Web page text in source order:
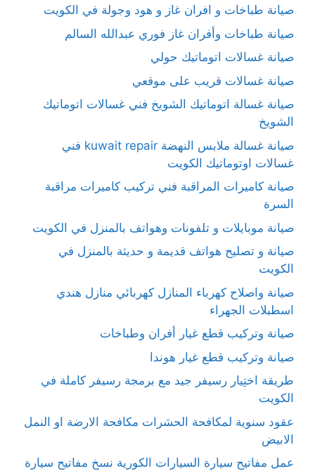
صيانة طباخات و افران غاز و هود وجولة في الكويت
صيانة طباخات وأفران غاز فوري عبدالله السالم
صيانة غسالات اتوماتيك حولي
صيانة غسالات قريب على موقعي
صيانة غسالة اتوماتيك الشويخ فني غسالات اتوماتيك
الشويخ
صيانة غسالة ملابس النهضة kuwait repair فني
غسالات اوتوماتيك الكويت
صيانة كاميرات المراقبة فني تركيب كاميرات مراقبة
السرة
صيانة موبايلات و تلفونات وهواتف بالمنزل في الكويت
صيانة و تصليح هواتف قديمة و حديثة بالمنزل في
الكويت
صيانة واصلاح كهرباء المنازل كهربائي منازل هندي
اسطبلات الجهراء
صيانة وتركيب قطع غيار أفران وطباخات
صيانة وتركيب قطع غيار هوندا
طريقة اختِيار رسيفر جيد مع برمجة رسيفر كاملة في
الكويت
عقود سنوية لمكافحة الحشرات مكافحة الارضة او النمل
الابيض
عمل مفاتيح سيارة السيارات الكورية نسخ مفاتيح سيارة